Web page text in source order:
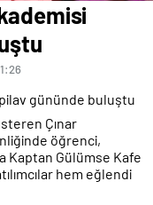
gününde buluştu
Çınar
öğrenci,
Kaptan Gülümse Kafe
hem eğlendi